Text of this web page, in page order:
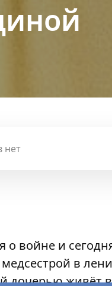
нет
войне и
в
дочерью живёт